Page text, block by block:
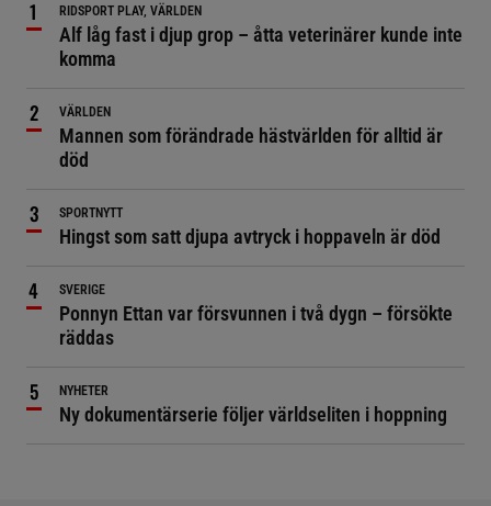
RIDSPORT PLAY, VÄRLDEN
Alf låg fast i djup grop – åtta veterinärer kunde inte
komma
VÄRLDEN
Mannen som förändrade hästvärlden för alltid är
död
SPORTNYTT
Hingst som satt djupa avtryck i hoppaveln är död
SVERIGE
Ponnyn Ettan var försvunnen i två dygn – försökte
räddas
NYHETER
Ny dokumentärserie följer världseliten i hoppning